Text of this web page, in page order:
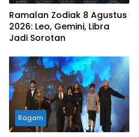
Ramalan Zodiak 8 Agustus
2026: Leo, Gemini, Libra
Jadi Sorotan
Ragam